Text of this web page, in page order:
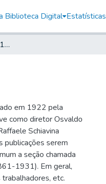
Biblioteca Digital Estatísticas
L’Adunata dei Refrattari, 1958, v XXXVII, n 19
em 1922 pela
como diretor Osvaldo
Schiavina
serem
a seção chamada
1931). Em geral,
etc.